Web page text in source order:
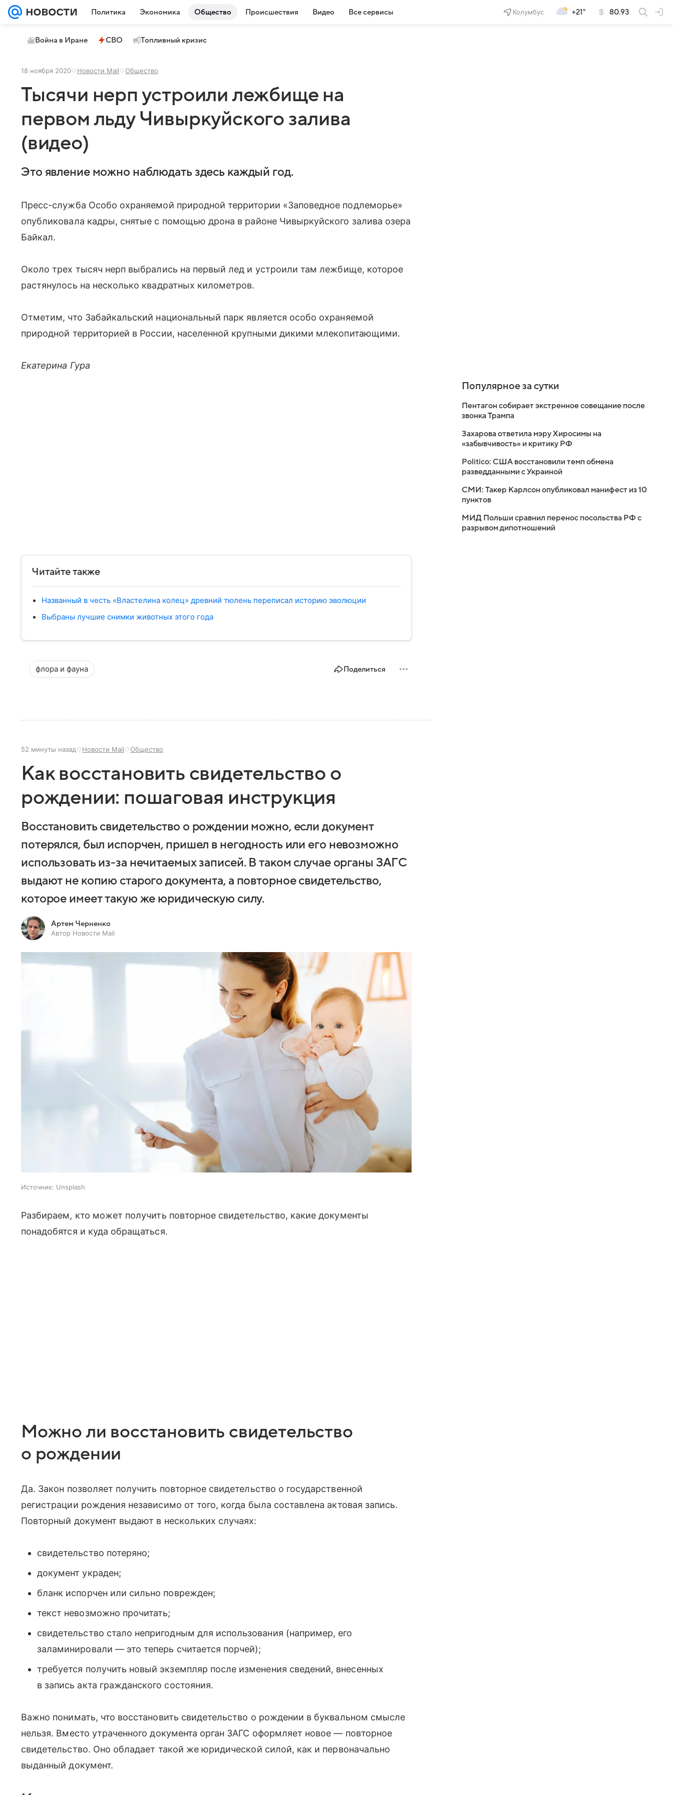
Политика Экономика Общество Происшествия Видео Все сервисы Колумбус +21° 80.93
Война в Иране СВО Топливный кризис
18 ноября 2020 Новости Mail Общество
Тысячи нерп устроили лежбище на
первом льду Чивыркуйского залива
(видео)
Это явление можно наблюдать здесь каждый год.
Пресс-служба Особо охраняемой природной территории «Заповедное подлеморье»
опубликовала кадры, снятые с помощью дрона в районе Чивыркуйского залива озера
Байкал.
Около трех тысяч нерп выбрались на первый лед и устроили там лежбище, которое
растянулось на несколько квадратных километров.
Отметим, что Забайкальский национальный парк является особо охраняемой
природной территорией в России, населенной крупными дикими млекопитающими.
Екатерина Гура
Читайте также
Названный в честь «Властелина колец» древний тюлень переписал историю эволюции
Выбраны лучшие снимки животных этого года
флора и фауна Поделиться
52 минуты назад Новости Mail Общество
Как восстановить свидетельство о
рождении: пошаговая инструкция
Восстановить свидетельство о рождении можно, если документ
потерялся, был испорчен, пришел в негодность или его невозможно
использовать из-за нечитаемых записей. В таком случае органы ЗАГС
выдают не копию старого документа, а повторное свидетельство,
которое имеет такую же юридическую силу.
Артем Черненко
Автор Новости Mail
Источник: Unsplash
Разбираем, кто может получить повторное свидетельство, какие документы
понадобятся и куда обращаться.
Можно ли восстановить свидетельство
о рождении
Да. Закон позволяет получить повторное свидетельство о государственной
регистрации рождения независимо от того, когда была составлена актовая запись.
Повторный документ выдают в нескольких случаях:
свидетельство потеряно;
документ украден;
бланк испорчен или сильно поврежден;
текст невозможно прочитать;
свидетельство стало непригодным для использования (например, его
заламинировали — это теперь считается порчей);
требуется получить новый экземпляр после изменения сведений, внесенных
в запись акта гражданского состояния.
Важно понимать, что восстановить свидетельство о рождении в буквальном смысле
нельзя. Вместо утраченного документа орган ЗАГС оформляет новое — повторное
свидетельство. Оно обладает такой же юридической силой, как и первоначально
выданный документ.
Популярное за сутки
Пентагон собирает экстренное совещание после
звонка Трампа
Захарова ответила мэру Хиросимы на
«забывчивость» и критику РФ
Politico: США восстановили темп обмена
разведданными с Украиной
СМИ: Такер Карлсон опубликовал манифест из 10
пунктов
МИД Польши сравнил перенос посольства РФ с
разрывом дипотношений